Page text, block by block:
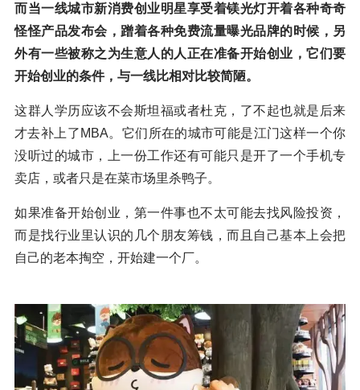
而当一线城市新消费创业明星享受着镁光灯开着各种奇奇
怪怪产品发布会，蹭着各种免费流量曝光品牌的时候，另
外有一些被称之为生意人的人正在准备开始创业，它们要
开始创业的条件，与一线比相对比较简陋。
这群人学历应该不会斯坦福或者杜克，了不起也就是后来
才去补上了MBA。它们所在的城市可能是江门这样一个你
没听过的城市，上一份工作还有可能只是开了一个手机专
卖店，或者只是在菜市场里杀鸭子。
如果准备开始创业，第一件事也不太可能去找风险投资，
而是找行业里认识的几个朋友筹钱，而且自己基本上会把
自己的老本掏空，开始建一个厂。